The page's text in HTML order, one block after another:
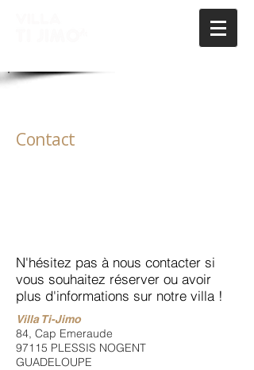
Contact
N'hésitez pas à nous contacter si
vous souhaitez réserver ou avoir
plus d'informations sur notre villa !
​​Villa Ti-Jimo
84, Cap Emeraude
97115 PLESSIS NOGENT
GUADELOUPE